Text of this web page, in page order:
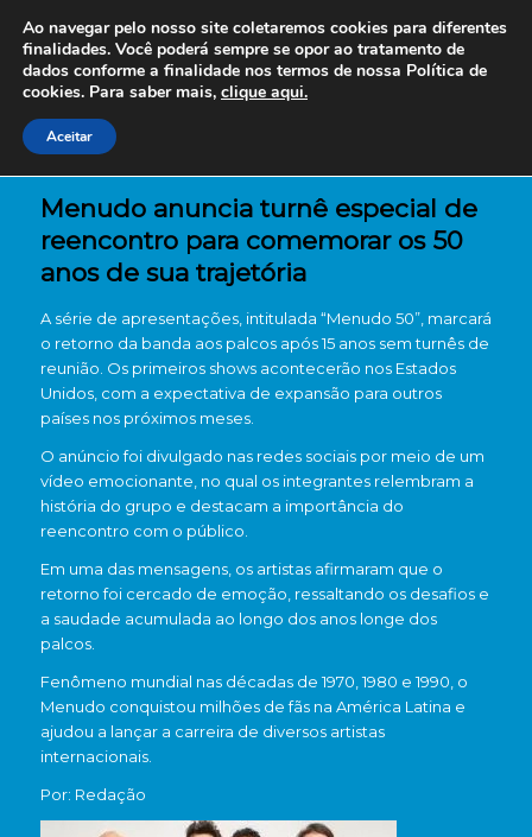
Menudo anuncia turnê especial de
reencontro para comemorar os 50
anos de sua trajetória
A série de apresentações, intitulada “Menudo 50”, marcará
o retorno da banda aos palcos após 15 anos sem turnês de
reunião. Os primeiros shows acontecerão nos Estados
Unidos, com a expectativa de expansão para outros
países nos próximos meses.
O anúncio foi divulgado nas redes sociais por meio de um
vídeo emocionante, no qual os integrantes relembram a
história do grupo e destacam a importância do
reencontro com o público.
Em uma das mensagens, os artistas afirmaram que o
retorno foi cercado de emoção, ressaltando os desafios e
a saudade acumulada ao longo dos anos longe dos
palcos.
Fenômeno mundial nas décadas de 1970, 1980 e 1990, o
Menudo conquistou milhões de fãs na América Latina e
ajudou a lançar a carreira de diversos artistas
internacionais.
Por: Redação
Ao navegar pelo nosso site coletaremos cookies para diferentes
finalidades. Você poderá sempre se opor ao tratamento de
dados conforme a finalidade nos termos de nossa Política de
cookies. Para saber mais, clique aqui.
Aceitar